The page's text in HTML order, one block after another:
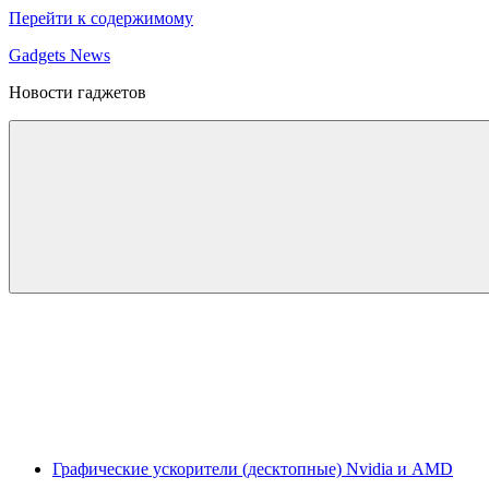
Перейти к содержимому
Gadgets News
Новости гаджетов
Графические ускорители (десктопные) Nvidia и AMD